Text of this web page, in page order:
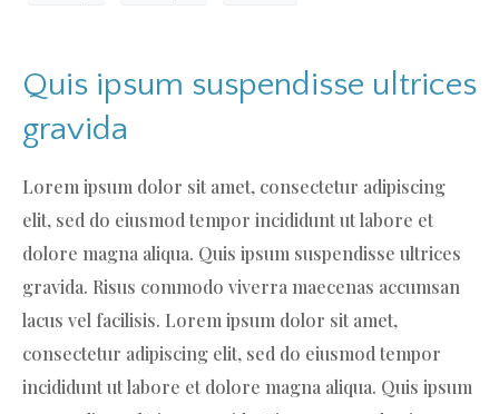
Quis ipsum suspendisse ultrices
gravida
Lorem ipsum dolor sit amet, consectetur adipiscing
elit, sed do eiusmod tempor incididunt ut labore et
dolore magna aliqua. Quis ipsum suspendisse ultrices
gravida. Risus commodo viverra maecenas accumsan
lacus vel facilisis. Lorem ipsum dolor sit amet,
consectetur adipiscing elit, sed do eiusmod tempor
incididunt ut labore et dolore magna aliqua. Quis ipsum